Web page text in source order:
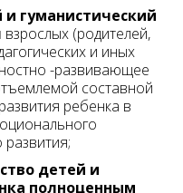
гуманистический
взрослых (родителей,
и иных
-развивающее
составной
ребенка в
детей и
полноценным